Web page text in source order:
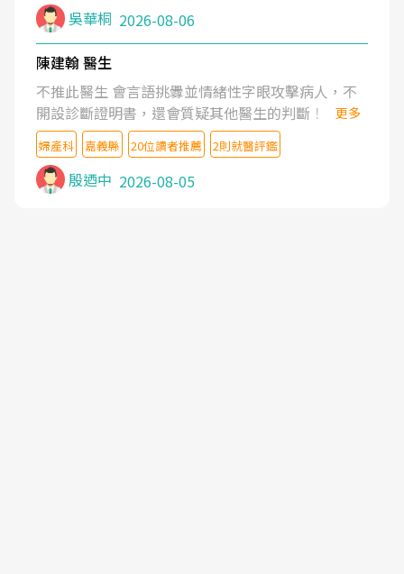
吳華桐 2026-08-06
陳建翰 醫生
不推此醫生 會言語挑釁並情緒性字眼攻擊病人，不
開設診斷證明書，還會質疑其他醫生的判斷！
更多
婦產科 嘉義縣 20位讀者推薦 2則就醫評鑑
殷迺中 2026-08-05